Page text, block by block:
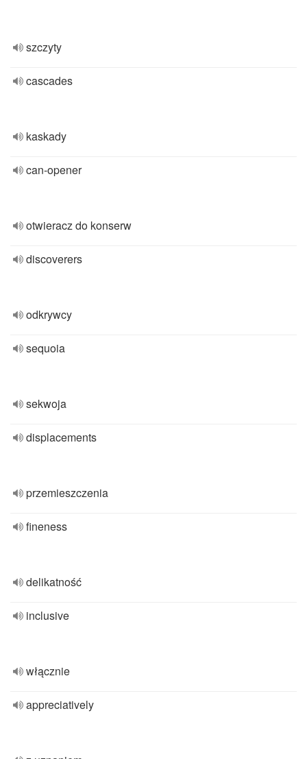
szczyty
cascades
kaskady
can-opener
otwieracz do konserw
discoverers
odkrywcy
sequoia
sekwoja
displacements
przemieszczenia
fineness
delikatność
inclusive
włącznie
appreciatively